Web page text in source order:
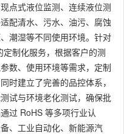
点式液位监测、连续液位测
配清水、污水、油污、腐蚀
潮湿等不同使用环境。针对
制化服务，根据客户的测
数、使用环境等需求，定制
时建立了完善的品控体系，
试与环境老化测试，确保批
过 RoHS 等多项行业认
、工业自动化、新能源汽